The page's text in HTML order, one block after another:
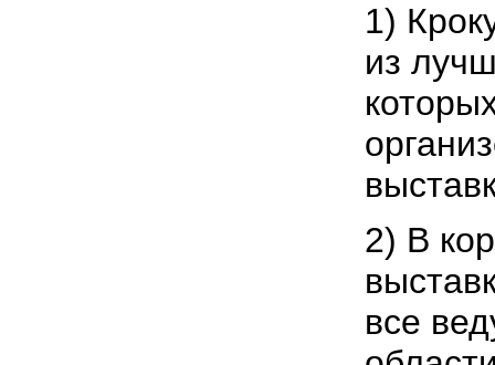
1)
из
2) В
все